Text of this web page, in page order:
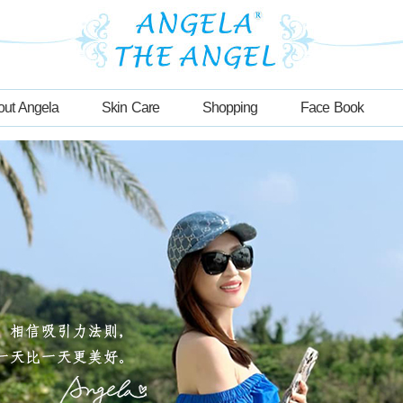
Angela Skin Care Shopping Face Book